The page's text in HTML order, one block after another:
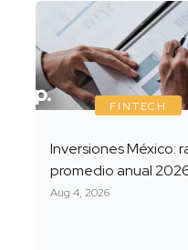
FINTECH
Inversiones México:
promedio anual
Aug 4, 2026